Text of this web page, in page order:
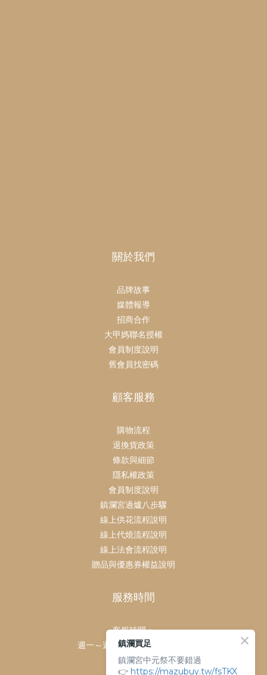
關於我們
品牌故事
媒體報導
招商合作
大甲媽聯名授權
會員制度說明
舊會員找密碼
顧客服務
購物流程
退換貨政策
條款與細節
隱私權政策
會員制度說明
鎮瀾宮過爐八步驟
線上供花流程說明
線上代燒流程說明
線上法會流程說明
贈品與優惠券權益說明
服務時間
客服時間：
週一～週日 上午9點～下午6點
客服電話：
鎮瀾買足
鎮瀾宮中元祭不要錯過
👉 https://mazubuy.tw/fsTKX